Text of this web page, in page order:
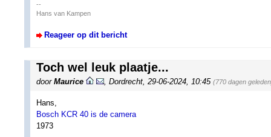
--
Hans van Kampen
Reageer op dit bericht
Toch wel leuk plaatje...
door Maurice , Dordrecht, 29-06-2024, 10:45 (770 dagen
Hans,
Bosch KCR 40 is de camera
1973